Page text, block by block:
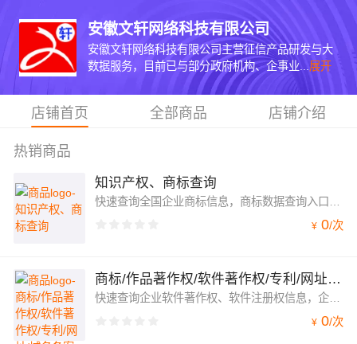
安徽文轩网络科技有限公司
安徽文轩网络科技有限公司主营征信产品研发与大
数据服务，目前已与部分政府机构、企事业... 展开
店铺首页 全部商品 店铺介绍
热销商品
知识产权、商标查询
¥ 0/次
商标/作品著作权/软件著作权/专利/网址/域名备案查询
快速查询企业软件著作权、软件注册权信息，企业软件著作权查询接口支持全国企业软件著作权、软件著作权信息查询、专利、网址、域名备案、商标
¥ 0/次